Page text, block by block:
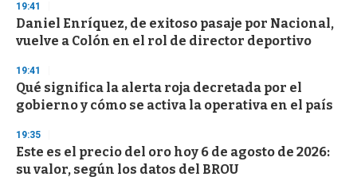
d
s
o
f
3
s
c
n
d
19:41
Daniel Enríquez, de exitoso pasaje por Nacional,
vuelve a Colón en el rol de director deportivo
19:41
Qué significa la alerta roja decretada por el
gobierno y cómo se activa la operativa en el país
19:35
Este es el precio del oro hoy 6 de agosto de 2026:
su valor, según los datos del BROU